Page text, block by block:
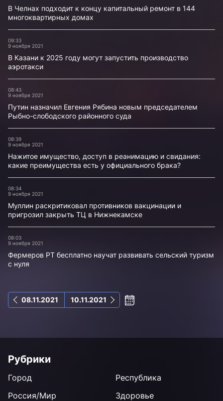
В Челнах подходит к концу капитальный ремонт в 144
многоквартирных домах
09:33
9 ноября 2021
В Казани к 2025 году могут запустить производство
аэротакси
08:43
9 ноября 2021
Путин назначил Евгения Рябина новым председателем
Рыбно-слободского районного суда
08:39
9 ноября 2021
Нажитое имущество, доступ в реанимацию и свидания:
какие преимущества есть у официального брака?
08:34
9 ноября 2021
Муллин раскритиковал противников вакцинации и
пригрозил закрыть ТЦ в Нижнекамске
08:03
9 ноября 2021
Фермеров РТ бесплатно научат развивать сельский туризм
с нуля
08.11.2021 10.11.2021
Рубрики
Город
Республика
Россия/Мир
Здоровье